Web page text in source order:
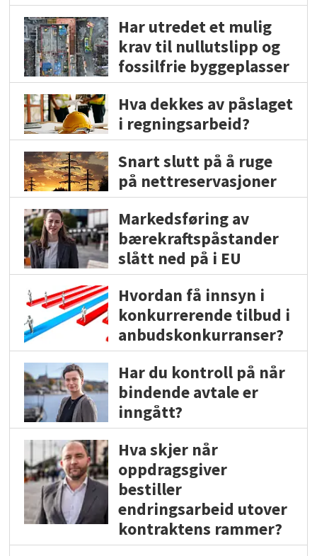
Har utredet et mulig
krav til nullutslipp og
fossilfrie byggeplasser
Hva dekkes av påslaget
i regningsarbeid?
Snart slutt på å ruge
på nettreservasjoner
Markedsføring av
bærekraftspåstander
slått ned på i EU
Hvordan få innsyn i
konkurrerende tilbud i
anbudskonkurranser?
Har du kontroll på når
bindende avtale er
inngått?
Hva skjer når
oppdragsgiver
bestiller
endringsarbeid utover
kontraktens rammer?